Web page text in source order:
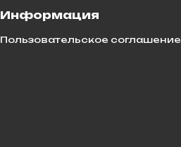
Информация
Пользовательское соглашение